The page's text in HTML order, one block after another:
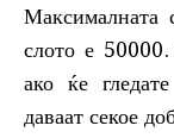
слото е 50000.
ако ќе
даваат секое